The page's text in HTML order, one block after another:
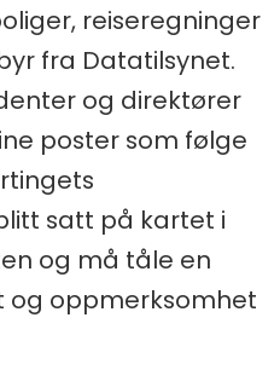
reiseregninger
fra Datatilsynet.
og direktører
poster som følge
satt på kartet i
og må tåle en
og oppmerksomhet